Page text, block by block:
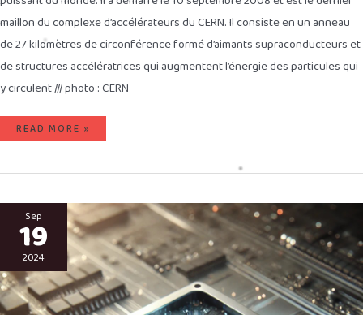
maillon du complexe d’accélérateurs du CERN. Il consiste en un anneau
de 27 kilomètres de circonférence formé d’aimants supraconducteurs et
de structures accélératrices qui augmentent l’énergie des particules qui
y circulent /// photo : CERN
READ MORE »
Sep
19
2024
UN
COMPOSANT
6G
PERMET
DE
RAYONNER
360°
DES
ONDES
TÉRAHERTZ